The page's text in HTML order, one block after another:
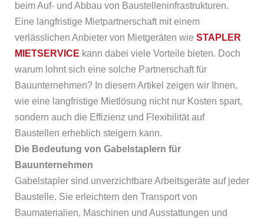
beim Auf- und Abbau von Baustelleninfrastrukturen.
Eine langfristige Mietpartnerschaft mit einem
verlässlichen Anbieter von Mietgeräten wie STAPLER
MIETSERVICE kann dabei viele Vorteile bieten. Doch
warum lohnt sich eine solche Partnerschaft für
Bauunternehmen? In diesem Artikel zeigen wir Ihnen,
wie eine langfristige Mietlösung nicht nur Kosten spart,
sondern auch die Effizienz und Flexibilität auf
Baustellen erheblich steigern kann.
Die Bedeutung von Gabelstaplern für
Bauunternehmen
Gabelstapler sind unverzichtbare Arbeitsgeräte auf jeder
Baustelle. Sie erleichtern den Transport von
Baumaterialien, Maschinen und Ausstattungen und